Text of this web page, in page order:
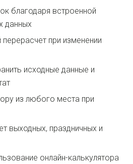
благодаря встроенной
данных
при изменении
исходные данные и
из любого места при
выходных, праздничных и
онлайн-калькулятора